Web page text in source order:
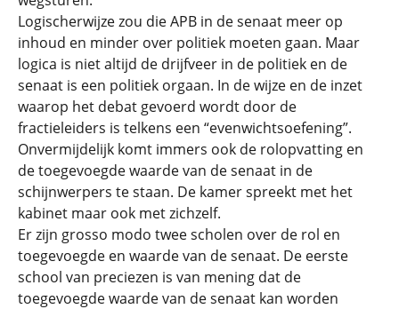
Logischerwijze zou die APB in de senaat meer op
inhoud en minder over politiek moeten gaan. Maar
logica is niet altijd de drijfveer in de politiek en de
senaat is een politiek orgaan. In de wijze en de inzet
waarop het debat gevoerd wordt door de
fractieleiders is telkens een “evenwichtsoefening”.
Onvermijdelijk komt immers ook de rolopvatting en
de toegevoegde waarde van de senaat in de
schijnwerpers te staan. De kamer spreekt met het
kabinet maar ook met zichzelf.
Er zijn grosso modo twee scholen over de rol en
toegevoegde en waarde van de senaat. De eerste
school van preciezen is van mening dat de
toegevoegde waarde van de senaat kan worden